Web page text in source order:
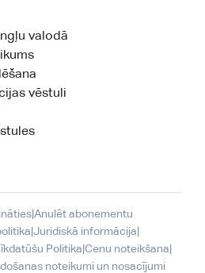
valodā
vēstuli
Anulēt abonementu
Juridiskā informācija
Politika Cenu noteikšana
noteikumi un nosacījumi